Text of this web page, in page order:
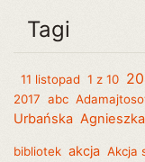
Tagi
11 listopad 1 z 10
2017 abc
Urbańska
bibliotek akcja Akcja